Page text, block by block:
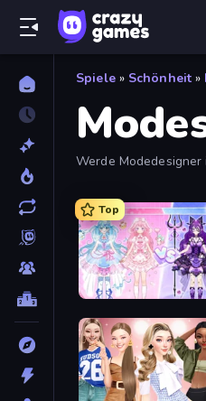
Spiele » Schönheit »
Werde
Top
Idol Livestream: